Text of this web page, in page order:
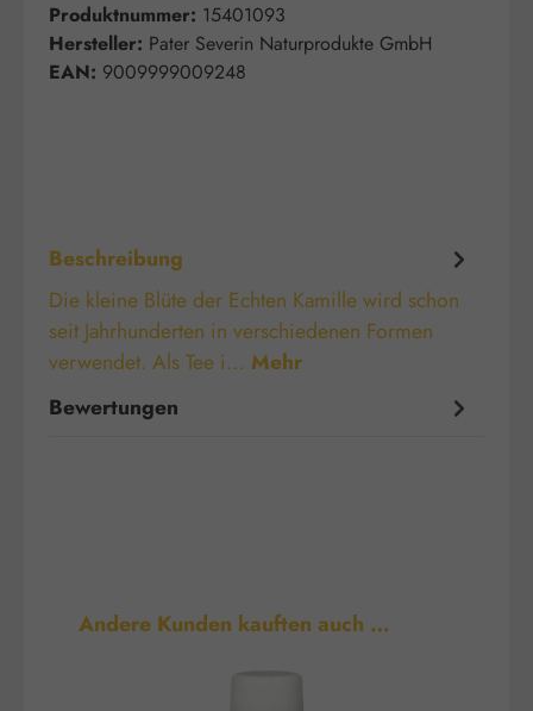
Produktnummer: 15401093
Hersteller: Pater Severin Naturprodukte GmbH
EAN: 9009999009248
Beschreibung
Die kleine Blüte der Echten Kamille wird schon
seit Jahrhunderten in verschiedenen Formen
verwendet. Als Tee i… Mehr
Bewertungen
Produktgalerie überspringen
Andere Kunden kauften auch …